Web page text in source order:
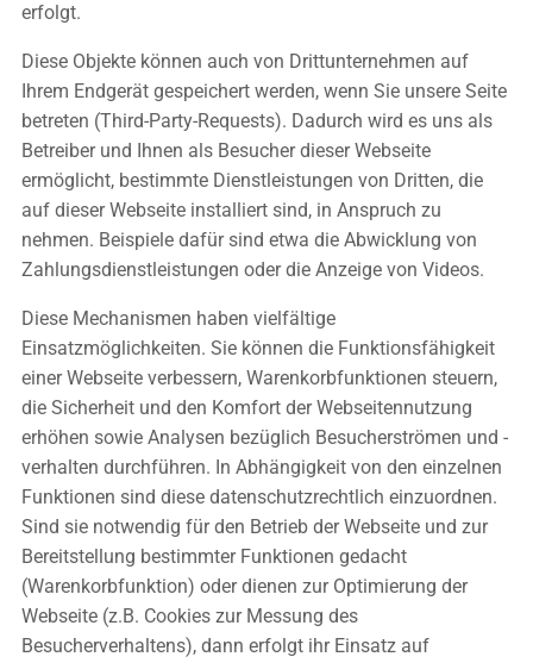
erfolgt.
Diese Objekte können auch von Drittunternehmen auf
Ihrem Endgerät gespeichert werden, wenn Sie unsere Seite
betreten (Third-Party-Requests). Dadurch wird es uns als
Betreiber und Ihnen als Besucher dieser Webseite
ermöglicht, bestimmte Dienstleistungen von Dritten, die
auf dieser Webseite installiert sind, in Anspruch zu
nehmen. Beispiele dafür sind etwa die Abwicklung von
Zahlungsdienstleistungen oder die Anzeige von Videos.
Diese Mechanismen haben vielfältige
Einsatzmöglichkeiten. Sie können die Funktionsfähigkeit
einer Webseite verbessern, Warenkorbfunktionen steuern,
die Sicherheit und den Komfort der Webseitennutzung
erhöhen sowie Analysen bezüglich Besucherströmen und -
verhalten durchführen. In Abhängigkeit von den einzelnen
Funktionen sind diese datenschutzrechtlich einzuordnen.
Sind sie notwendig für den Betrieb der Webseite und zur
Bereitstellung bestimmter Funktionen gedacht
(Warenkorbfunktion) oder dienen zur Optimierung der
Webseite (z.B. Cookies zur Messung des
Besucherverhaltens), dann erfolgt ihr Einsatz auf